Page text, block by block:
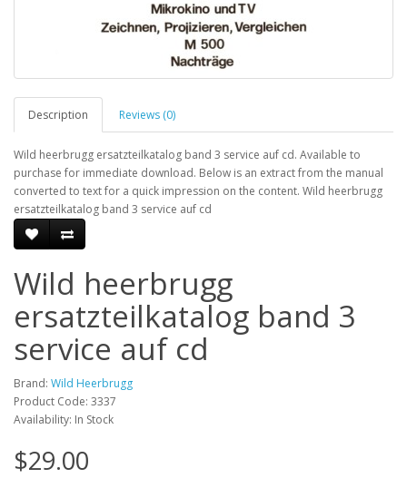
Description Reviews (0)
Wild heerbrugg ersatzteilkatalog band 3 service auf cd. Available to
purchase for immediate download. Below is an extract from the manual
converted to text for a quick impression on the content. Wild heerbrugg
ersatzteilkatalog band 3 service auf cd
Wild heerbrugg
ersatzteilkatalog band 3
service auf cd
Brand: Wild Heerbrugg
Product Code: 3337
Availability: In Stock
$29.00